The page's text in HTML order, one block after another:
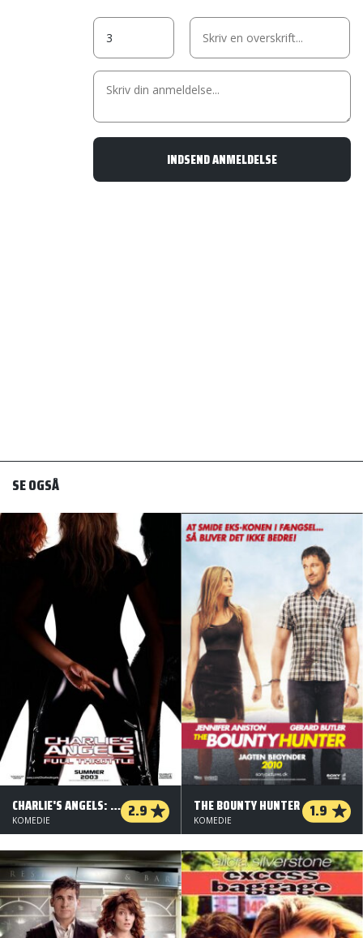
SE OGSÅ
CHARLIE'S ANGELS: UDEN HÆMNINGER 2.9
KOMEDIE
THE BOUNTY HUNTER 1.9
KOMEDIE